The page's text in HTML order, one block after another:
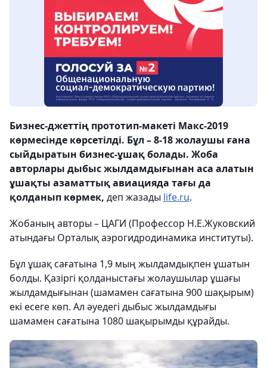
Бизнес-джеттің прототип-макеті Макс-2019
көрмесінде көрсетілді. Бұл – 8-18 жолаушы ғана
сыйдыратын бизнес-ұшақ болады. Жоба
авторлары дыбыс жылдамдығынан аса алатын
ұшақты азаматтық авиацияда тағы да
қолданып көрмек, деп жазады life.ru.
Жобаның авторы – ЦАГИ (Профессор Н.Е.Жуковский
атындағы Орталық аэрогидродинамика институты).
Бұл ұшақ сағатына 1,9 мың жылдамдықпен ұшатын
болды. Қазіргі қолданыстағы жолаушылар ұшағы
жылдамдығынан (шамамен сағатына 900 шақырым)
екі есеге көп. Ал әуедегі дыбыс жылдамдығы
шамамен сағатына 1080 шақырымды құрайды.